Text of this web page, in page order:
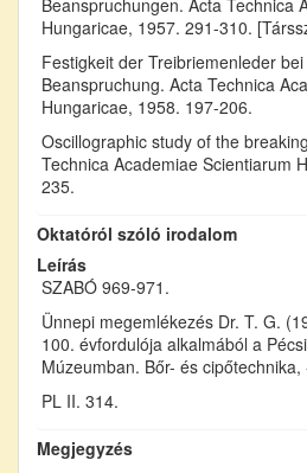
Hungaricae, 1957. 291-310.
Festigkeit der Treibriemenleder
Beanspruchung. Acta Technica
Hungaricae, 1958. 197-206.
Oscillographic study of the
Technica Academiae Scientiarum
235.
Oktatóról szóló irodalom
Leírás
SZABÓ 969-971.
Ünnepi megemlékezés Dr. T. G.
100. évfordulója alkalmából a
Múzeumban. Bőr- és
PL II. 314.
Megjegyzés